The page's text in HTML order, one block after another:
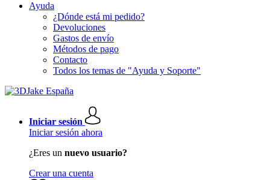
Ayuda
¿Dónde está mi pedido?
Devoluciones
Gastos de envío
Métodos de pago
Contacto
Todos los temas de "Ayuda y Soporte"
Iniciar sesión
Iniciar sesión ahora
¿Eres un nuevo usuario?
Crear una cuenta